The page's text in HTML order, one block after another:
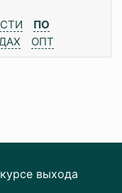
ПО
ОПТ
выхода